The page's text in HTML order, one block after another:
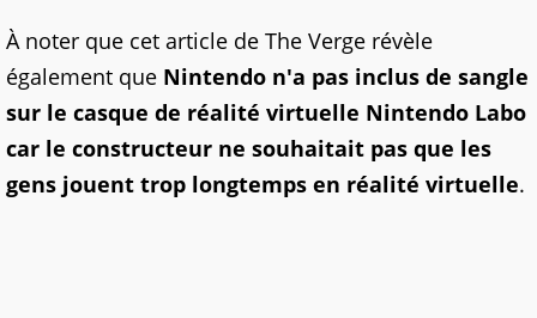
À noter que cet article de The Verge révèle
également que Nintendo n'a pas inclus de sangle
sur le casque de réalité virtuelle Nintendo Labo
car le constructeur ne souhaitait pas que les
gens jouent trop longtemps en réalité virtuelle.